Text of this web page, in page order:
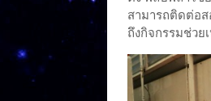
สามารถติดต่อ
ถึงกิจกรรมช่ว